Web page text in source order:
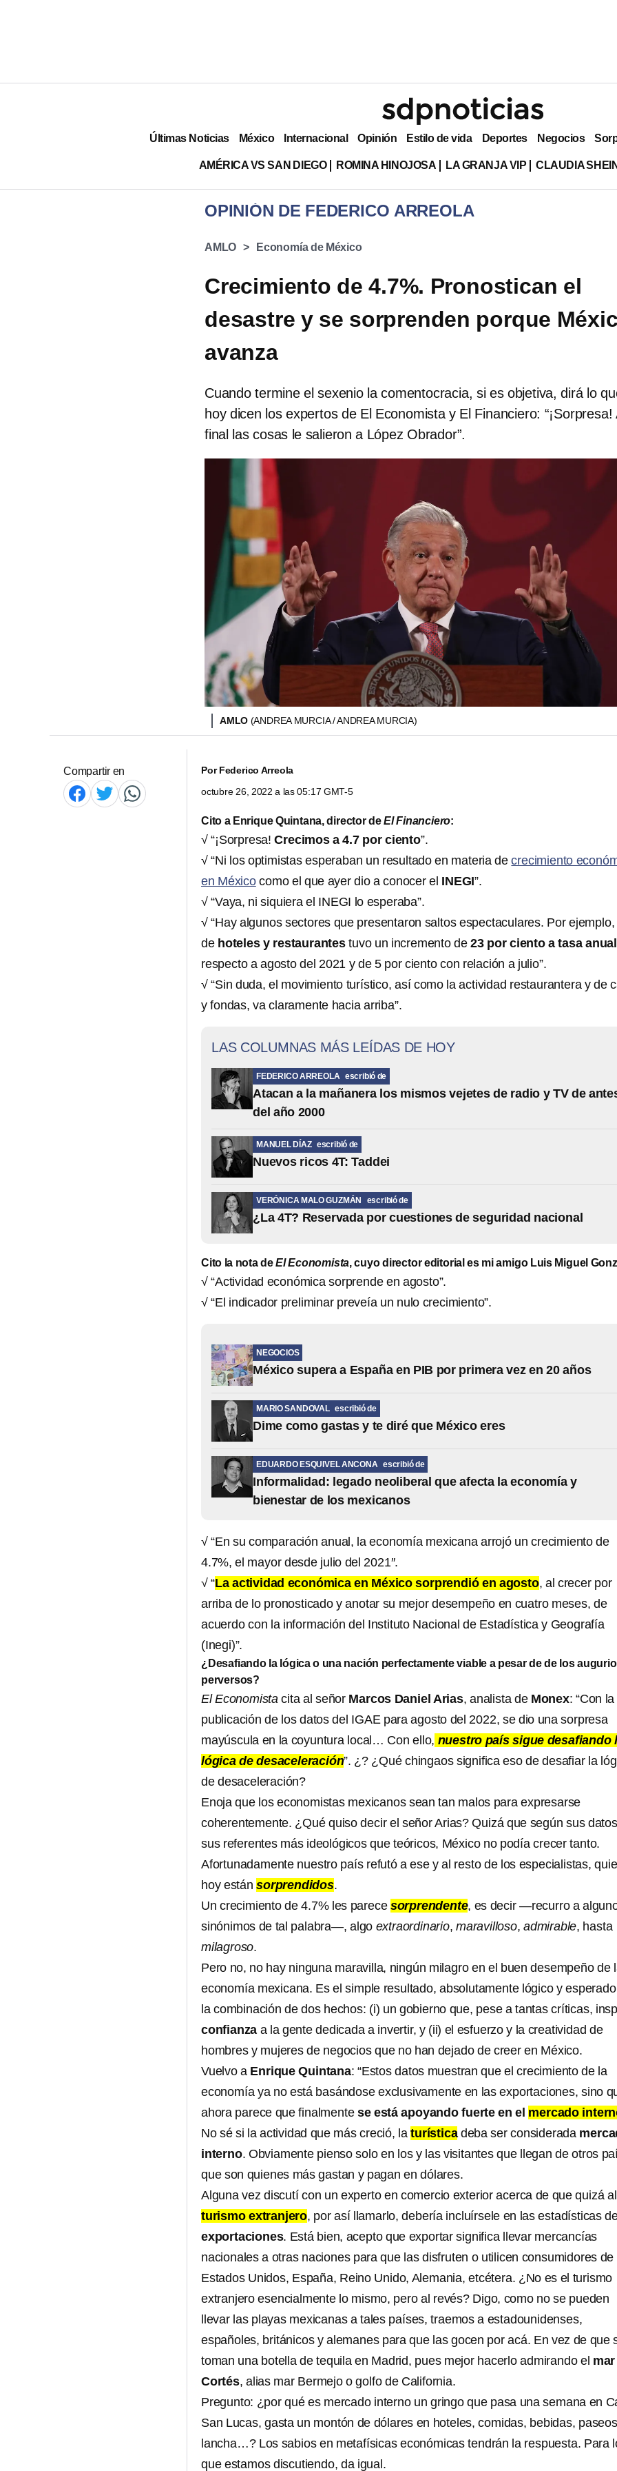
Últimas Noticias México Internacional Opinión Estilo de vida Deportes Negocios
AMÉRICA VS SAN DIEGO ROMINA HINOJOSA LA GRANJA VIP CLAUDIA
OPINIÓN DE FEDERICO ARREOLA
AMLO Economía de México
Crecimiento de 4.7%. Pronostican el
desastre y se sorprenden porque
avanza
Cuando termine el sexenio la comentocracia, si es objetiva, dirá lo
hoy dicen los expertos de El Economista y El Financiero: “¡Sorpresa!
final las cosas le salieron a López Obrador”.
AMLO (ANDREA MURCIA / ANDREA MURCIA)
Compartir en PorFederico Arreola
octubre 26, 2022 a las 05:17 GMT-5
Cito a Enrique Quintana, director deEl Financiero:
√ “¡Sorpresa!Crecimos a 4.7 por ciento”.
√ “Ni los optimistas esperaban un resultado en materia decrecimiento
en Méxicocomo el que ayer dio a conocer el INEGI”.
√ “Vaya, ni siquiera el INEGI lo esperaba”.
√ “Hay algunos sectores que presentaron saltos espectaculares. Por ejemplo,
de hoteles y restaurantestuvo un incremento de23 por ciento a tasa anual
respecto a agosto del 2021 y de 5 por ciento con relación a julio”.
√ “Sin duda, el movimiento turístico, así como la actividad restaurantera y de
y fondas, va claramente hacia arriba”.
LAS COLUMNAS MÁS LEÍDAS DE HOY
FEDERICO ARREOLA escribió de
Atacan a la mañanera los mismos vejetes de radio y TV de
del año 2000
MANUEL DÍAZ escribió de
Nuevos ricos 4T: Taddei
VERÓNICA MALO GUZMÁN escribió de
¿La 4T? Reservada por cuestiones de seguridad nacional
Cito la nota deEl Economista, cuyo director editorial es mi amigo Luis Miguel
√ “Actividad económica sorprende en agosto”.
√ “El indicador preliminar preveía un nulo crecimiento”.
NEGOCIOS
México supera a España en PIB por primera vez en 20 años
MARIO SANDOVAL escribió de
Dime como gastas y te diré que México eres
EDUARDO ESQUIVEL ANCONA escribió de
Informalidad: legado neoliberal que afecta la economía y
bienestar de los mexicanos
√ “En su comparación anual, la economía mexicana arrojó un crecimiento de
4.7%, el mayor desde julio del 2021″.
√ “La actividad económica en México sorprendió en agosto, al crecer por
arriba de lo pronosticado y anotar su mejor desempeño en cuatro meses, de
acuerdo con la información del Instituto Nacional de Estadística y Geografía
(Inegi)”.
¿Desafiando la lógica o una nación perfectamente viable a pesar de de los
perversos?
El Economista cita al señor Marcos Daniel Arias, analista de Monex: “Con la
publicación de los datos del IGAE para agosto del 2022, se dio una sorpresa
mayúscula en la coyuntura local… Con ello, nuestro país sigue desafiando
lógica de desaceleración”. ¿? ¿Qué chingaos significa eso de desafiar la
de desaceleración?
Enoja que los economistas mexicanos sean tan malos para expresarse
coherentemente. ¿Qué quiso decir el señor Arias? Quizá que según sus
sus referentes más ideológicos que teóricos, México no podía crecer tanto.
Afortunadamente nuestro país refutó a ese y al resto de los especialistas,
hoy estánsorprendidos.
Un crecimiento de 4.7% les parece sorprendente, es decir —recurro a
sinónimos de tal palabra—, algo extraordinario,maravilloso,admirable, hasta
milagroso.
Pero no, no hay ninguna maravilla, ningún milagro en el buen desempeño de
economía mexicana. Es el simple resultado, absolutamente lógico y
la combinación de dos hechos: (i) un gobierno que, pese a tantas críticas,
confianza a la gente dedicada a invertir, y (ii) el esfuerzo y la creatividad de
hombres y mujeres de negocios que no han dejado de creer en México.
Vuelvo a Enrique Quintana: “Estos datos muestran que el crecimiento de la
economía ya no está basándose exclusivamente en las exportaciones, sino
ahora parece que finalmente se está apoyando fuerte en el mercado
No sé si la actividad que más creció, laturísticadeba ser considerada
interno. Obviamente pienso solo en los y las visitantes que llegan de otros
que son quienes más gastan y pagan en dólares.
Alguna vez discutí con un experto en comercio exterior acerca de que quizá al
turismo extranjero, por así llamarlo, debería incluírsele en las estadísticas
exportaciones. Está bien, acepto que exportar significa llevar mercancías
nacionales a otras naciones para que las disfruten o utilicen consumidores de
Estados Unidos, España, Reino Unido, Alemania, etcétera. ¿No es el turismo
extranjero esencialmente lo mismo, pero al revés? Digo, como no se pueden
llevar las playas mexicanas a tales países, traemos a estadounidenses,
españoles, británicos y alemanes para que las gocen por acá. En vez de que
toman una botella de tequila en Madrid, pues mejor hacerlo admirando el
Cortés, alias mar Bermejo o golfo de California.
Pregunto: ¿por qué es mercado interno un gringo que pasa una semana en
San Lucas, gasta un montón de dólares en hoteles, comidas, bebidas,
lancha…? Los sabios en metafísicas económicas tendrán la respuesta. Para
que estamos discutiendo, da igual.